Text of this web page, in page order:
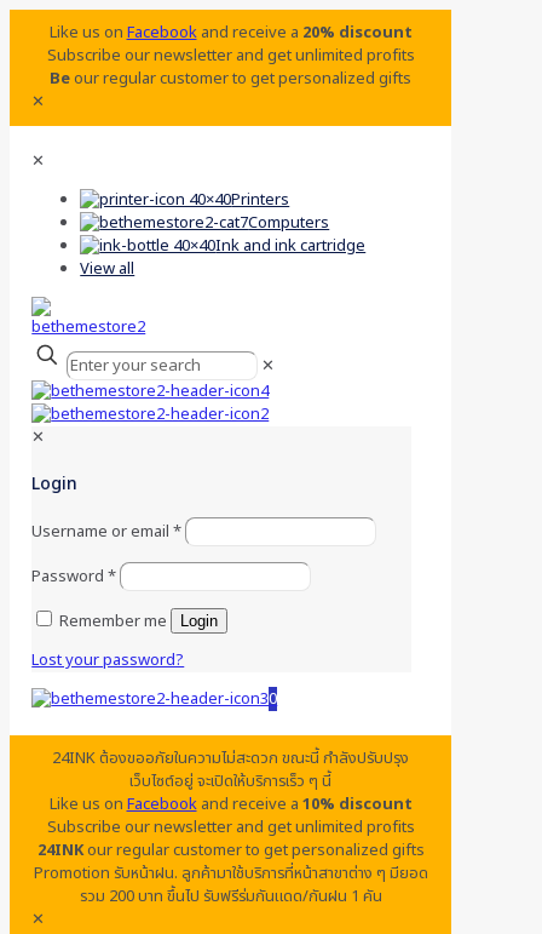
Like us onFacebookand receive a 20% discount
Subscribe our newsletter and get unlimited profits
Beour regular customer to get personalized gifts
✕
✕
Printers
Computers
Ink and ink cartridge
View all
✕
✕
Login
Username or email*
Password*
Remember me
Login
Lost your password?
0
24INK ต้องขออภัยในความไม่สะดวก ขณะนี้ กำลังปรับปรุง
เว็บไซต์อยู่ จะเปิดให้บริการเร็ว ๆ นี้
Like us onFacebookand receive a 10% discount
Subscribe our newsletter and get unlimited profits
24INKour regular customer to get personalized gifts
Promotion รับหน้าฝน. ลูกค้ามาใช้บริการที่หน้าสาขาต่าง ๆ มียอด
รวม 200 บาท ขึ้นไป รับฟรีร่มกันแดด/กันฝน 1 คัน
✕